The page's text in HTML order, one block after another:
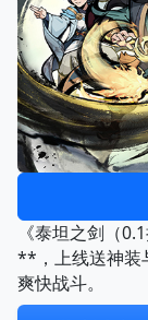
《泰坦之剑（
**，上线送神装
爽快战斗。